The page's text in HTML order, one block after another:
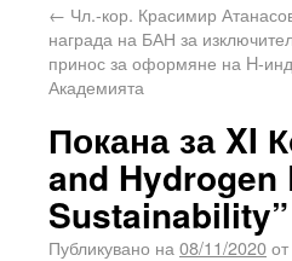
← Чл.-кор. Красимир
награда на БАН за
принос за оформяне на H-
Академията
Покана за XI
and
Sustainability”
Публикувано на 08/11/2020от